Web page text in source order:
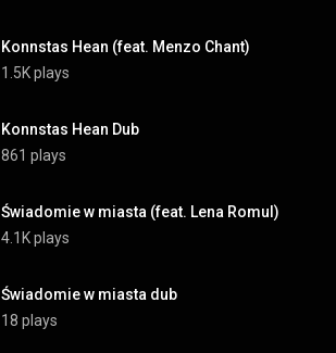
Konnstas Hean (feat. Menzo Chant)
1.5K plays
Konnstas Hean Dub
861 plays
Świadomie w miasta (feat. Lena Romul)
4.1K plays
Świadomie w miasta dub
18 plays